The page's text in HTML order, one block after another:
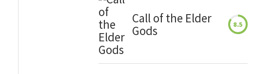
Call of the Elder
Gods
8.5